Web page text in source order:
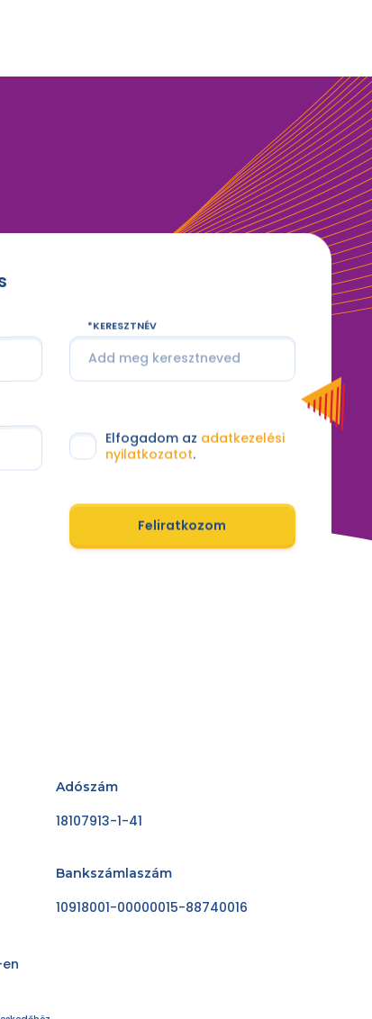
KERESZTNÉV
Elfogadom az adatkezelési
nyilatkozatot.
Feliratkozom
Adószám
18107913-1-41
Bankszámlaszám
10918001-00000015-88740016